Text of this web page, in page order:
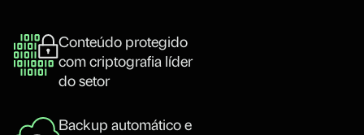
Conteúdo protegido
com criptografia líder
do setor
Backup automático e